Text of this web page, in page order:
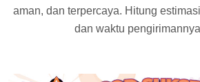
aman, dan terpercaya. Hitung
dan waktu